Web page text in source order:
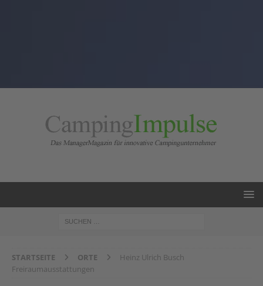
STARTSEITE ORTE
Heinz Ulrich Busch
Freiraumausstattungen